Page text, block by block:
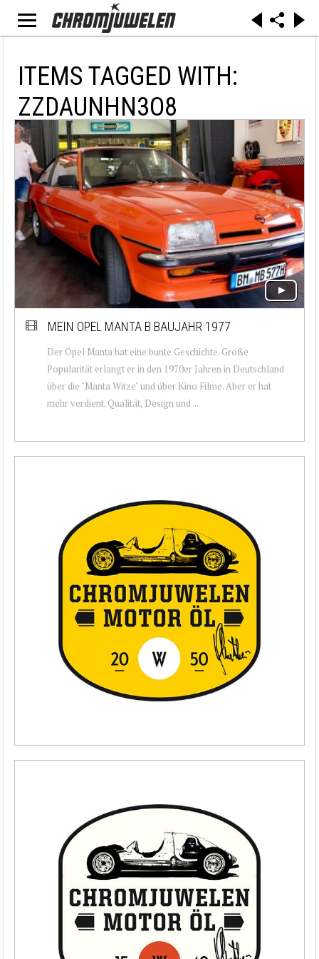
ITEMS TAGGED WITH:
ZZDAUNHN3O8
MEIN OPEL MANTA B BAUJAHR 1977
Der Opel Manta hat eine bunte Geschichte. Große
Popularität erlangt er in den 1970er Jahren in Deutschland
über die "Manta Witze" und über Kino Filme. Aber er hat
mehr verdient. Qualität, Design und ...